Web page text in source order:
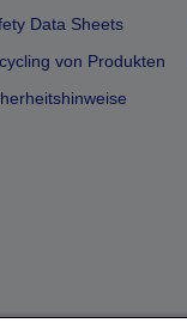
Data Sheets
von Produkten